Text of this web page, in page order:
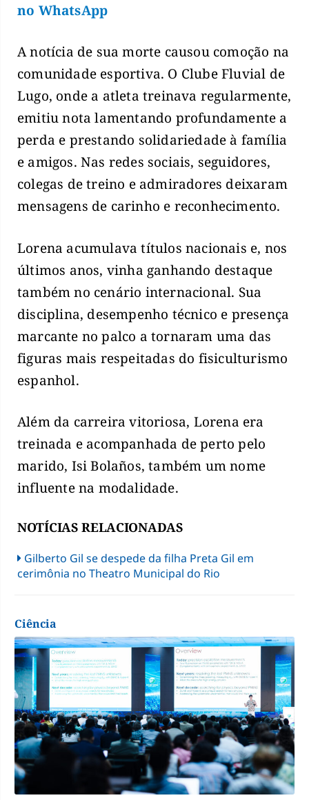
no WhatsApp
A notícia de sua morte causou comoção na
comunidade esportiva. O Clube Fluvial de
Lugo, onde a atleta treinava regularmente,
emitiu nota lamentando profundamente a
perda e prestando solidariedade à família
e amigos. Nas redes sociais, seguidores,
colegas de treino e admiradores deixaram
mensagens de carinho e reconhecimento.
Lorena acumulava títulos nacionais e, nos
últimos anos, vinha ganhando destaque
também no cenário internacional. Sua
disciplina, desempenho técnico e presença
marcante no palco a tornaram uma das
figuras mais respeitadas do fisiculturismo
espanhol.
Além da carreira vitoriosa, Lorena era
treinada e acompanhada de perto pelo
marido, Isi Bolaños, também um nome
influente na modalidade.
NOTÍCIAS RELACIONADAS
Gilberto Gil se despede da filha Preta Gil em
cerimônia no Theatro Municipal do Rio
Ciência